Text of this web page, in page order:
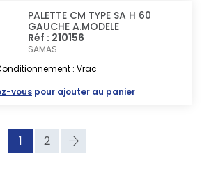
PALETTE CM TYPE SA H 60
GAUCHE A.MODELE
Réf : 210156
SAMAS
: Vrac
vous pour ajouter au panier
1 2